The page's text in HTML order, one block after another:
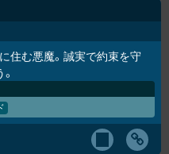
住む悪魔。誠実で約束を守